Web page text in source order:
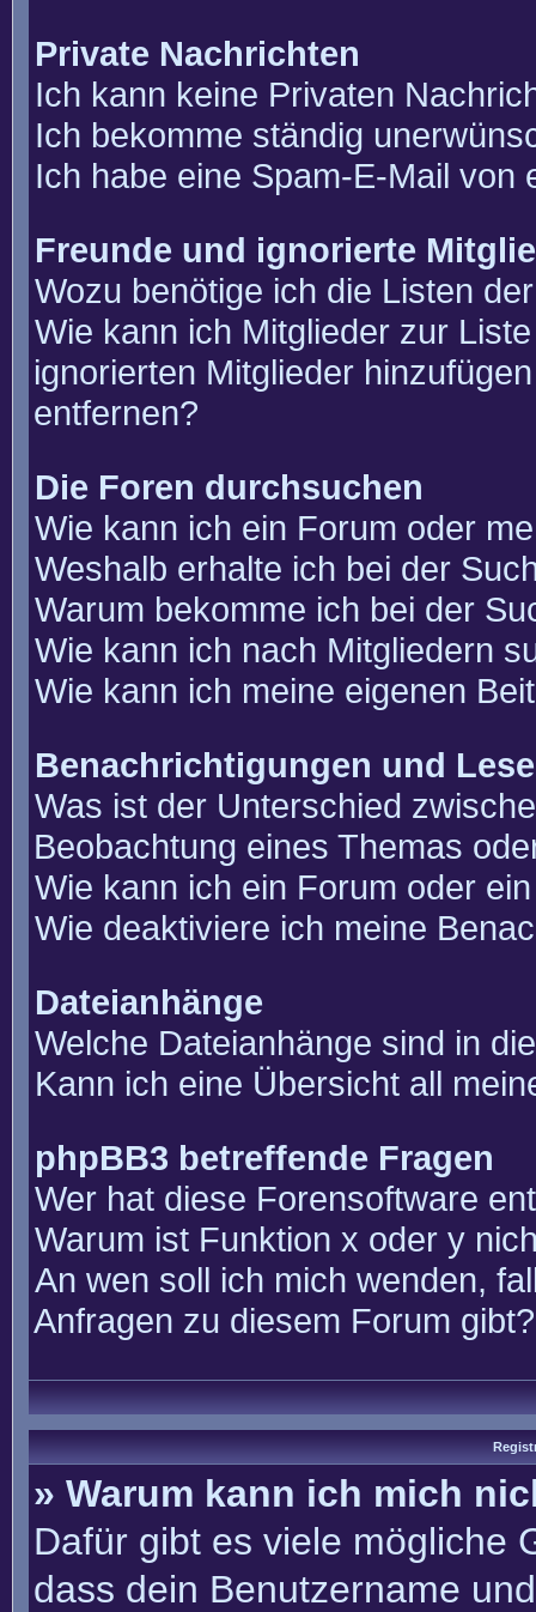
Private Nachrichten
Ich kann keine Privaten
Ich bekomme ständig
Ich habe eine Spam-E-Mail von
Freunde und ignorierte
Wozu benötige ich die Listen
Wie kann ich Mitglieder zur
ignorierten Mitglieder
entfernen?
Die Foren durchsuchen
Wie kann ich ein Forum oder
Weshalb erhalte ich bei der
Warum bekomme ich bei der
Wie kann ich nach Mitgliedern
Wie kann ich meine eigenen
Benachrichtigungen und
Was ist der Unterschied
Beobachtung eines Themas
Wie kann ich ein Forum oder
Wie deaktiviere ich meine
Dateianhänge
Welche Dateianhänge sind in
Kann ich eine Übersicht all
phpBB3 betreffende Fragen
Wer hat diese Forensoftware
Warum ist Funktion x oder y
An wen soll ich mich wenden,
Anfragen zu diesem Forum gibt?
» Warum kann ich mich
Dafür gibt es viele mögliche
dass dein Benutzername